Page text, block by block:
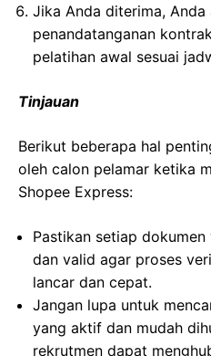
Jika Anda diterima,
penandatanganan
pelatihan awal sesuai
Tinjauan
Berikut beberapa hal
oleh calon pelamar ketika
Shopee Express:
Pastikan setiap
dan valid agar proses
lancar dan cepat.
Jangan lupa untuk
yang aktif dan mudah
rekrutmen dapat